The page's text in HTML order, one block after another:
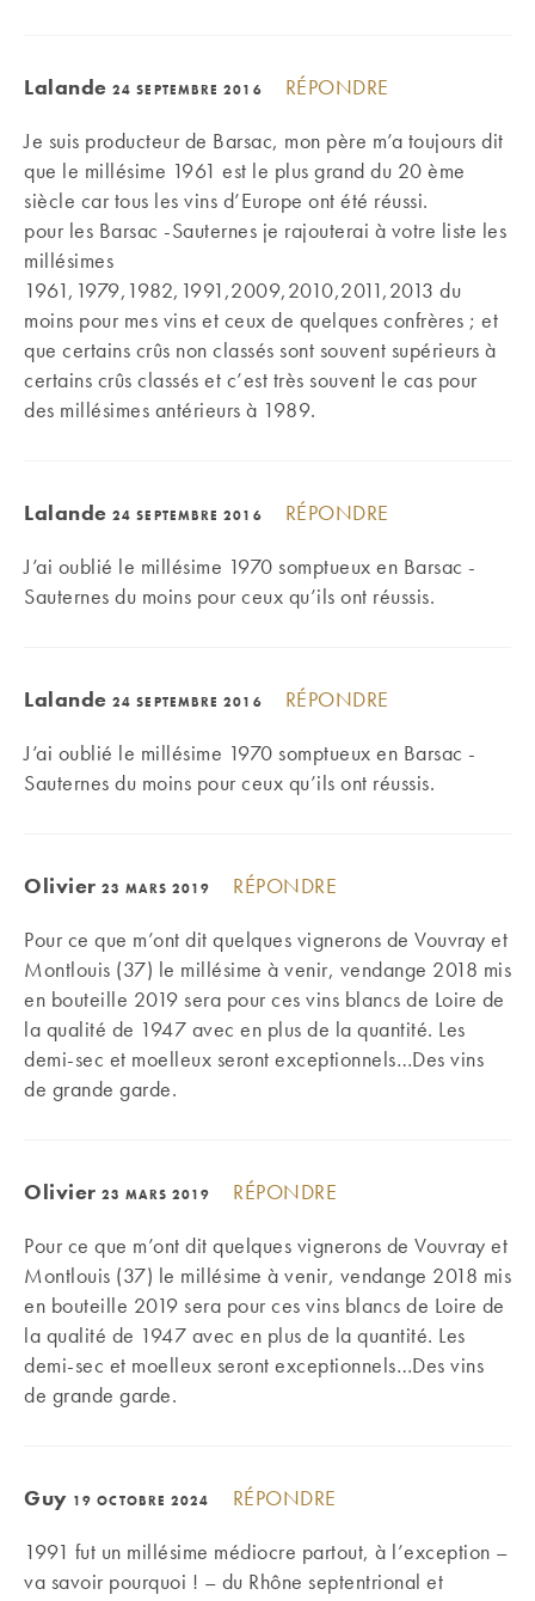
Lalande 24 SEPTEMBRE 2016
RÉPONDRE
Je suis producteur de Barsac, mon père m’a toujours dit
que le millésime 1961 est le plus grand du 20 ème
siècle car tous les vins d’Europe ont été réussi.
pour les Barsac -Sauternes je rajouterai à votre liste les
millésimes
1961,1979,1982,1991,2009,2010,2011,2013 du
moins pour mes vins et ceux de quelques confrères ; et
que certains crûs non classés sont souvent supérieurs à
certains crûs classés et c’est très souvent le cas pour
des millésimes antérieurs à 1989.
Lalande 24 SEPTEMBRE 2016
RÉPONDRE
J’ai oublié le millésime 1970 somptueux en Barsac -
Sauternes du moins pour ceux qu’ils ont réussis.
Lalande 24 SEPTEMBRE 2016
RÉPONDRE
J’ai oublié le millésime 1970 somptueux en Barsac -
Sauternes du moins pour ceux qu’ils ont réussis.
Olivier 23 MARS 2019
RÉPONDRE
Pour ce que m’ont dit quelques vignerons de Vouvray et
Montlouis (37) le millésime à venir, vendange 2018 mis
en bouteille 2019 sera pour ces vins blancs de Loire de
la qualité de 1947 avec en plus de la quantité. Les
demi-sec et moelleux seront exceptionnels…Des vins
de grande garde.
Olivier 23 MARS 2019
RÉPONDRE
Pour ce que m’ont dit quelques vignerons de Vouvray et
Montlouis (37) le millésime à venir, vendange 2018 mis
en bouteille 2019 sera pour ces vins blancs de Loire de
la qualité de 1947 avec en plus de la quantité. Les
demi-sec et moelleux seront exceptionnels…Des vins
de grande garde.
Guy 19 OCTOBRE 2024
RÉPONDRE
1991 fut un millésime médiocre partout, à l’exception –
va savoir pourquoi ! – du Rhône septentrional et